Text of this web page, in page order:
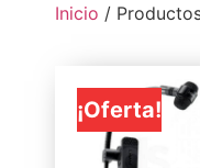
Inicio /
¡Oferta!